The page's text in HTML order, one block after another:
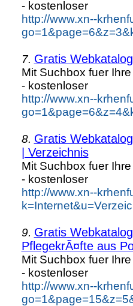
- kostenloser
http://www.xn--
7. Gratis
Mit Suchbox fuer
- kostenloser
http://www.xn--
8. Gratis
| Verzeichnis
Mit Suchbox fuer
- kostenloser
http://www.xn--
9. Gratis
PflegekrÃ¤fte aus
Mit Suchbox fuer
- kostenloser
http://www.xn--